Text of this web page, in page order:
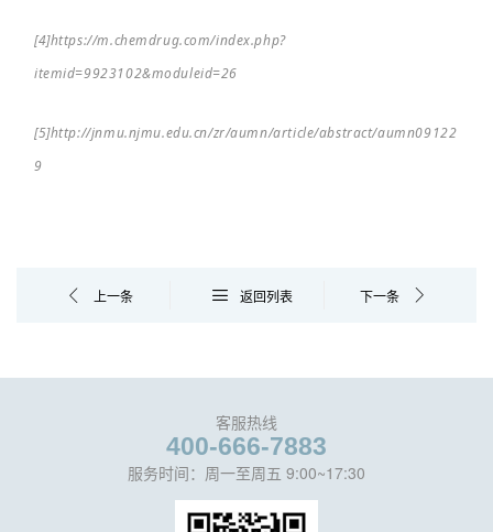
[4]https://m.chemdrug.com/index.php?
itemid=9923102&moduleid=26
[5]http://jnmu.njmu.edu.cn/zr/aumn/article/abstract/aumn09122
9
上一条 返回列表 下一条
客服热线
400-666-7883
服务时间：周一至周五 9:00~17:30